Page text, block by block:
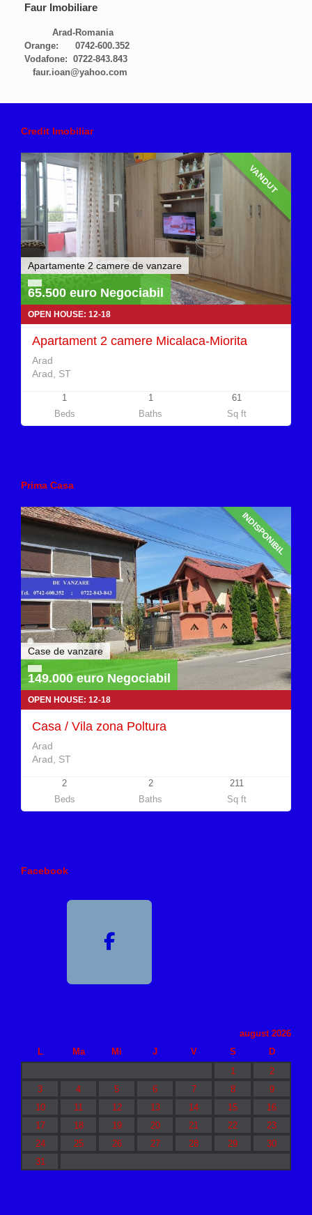
Faur Imobiliare
Arad-Romania
Orange: 0742-600.352
Vodafone: 0722-843.843
faur.ioan@yahoo.com
Credit Imobiliar
VANDUT
Apartamente 2 camere de vanzare
65.500 euro Negociabil
OPEN HOUSE: 12-18
Apartament 2 camere Micalaca-Miorita
Arad
Arad, ST
1
Beds
1
Baths
61
Sq ft
Prima Casa
INDISPONIBIL
Case de vanzare
149.000 euro Negociabil
OPEN HOUSE: 12-18
Casa / Vila zona Poltura
Arad
Arad, ST
2
Beds
2
Baths
211
Sq ft
Facebook
august 2026
L
Ma Mi J V S
D
1
2
3
4 5 6 7 8
9
10
11 12 13 14 15
16
17
18 19 20 21 22
23
24
25 26 27 28 29
30
31